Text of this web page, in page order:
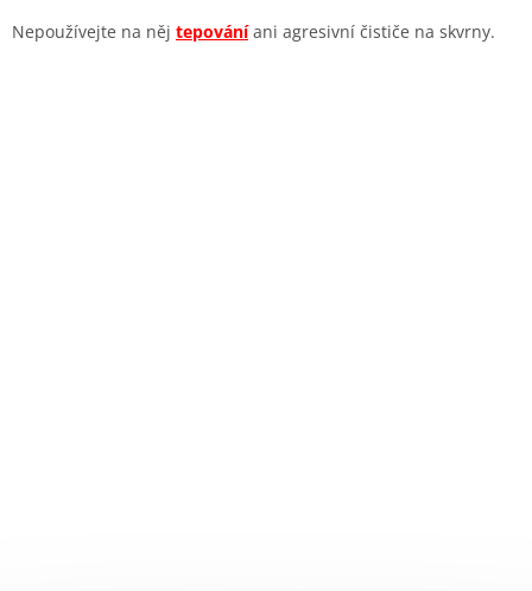
Nepoužívejte na něj tepováníani agresivní čističe na skvrny.